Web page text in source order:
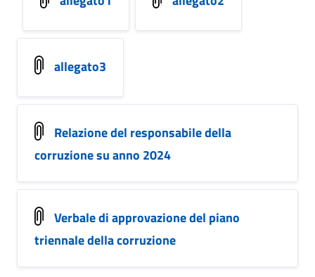
allegato3
Relazione del responsabile della
corruzione su anno 2024
Verbale di approvazione del piano
triennale della corruzione